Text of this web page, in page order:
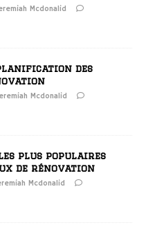
Mcdonalid
des
Mcdonalid
plus populaires
de rénovation
Mcdonalid